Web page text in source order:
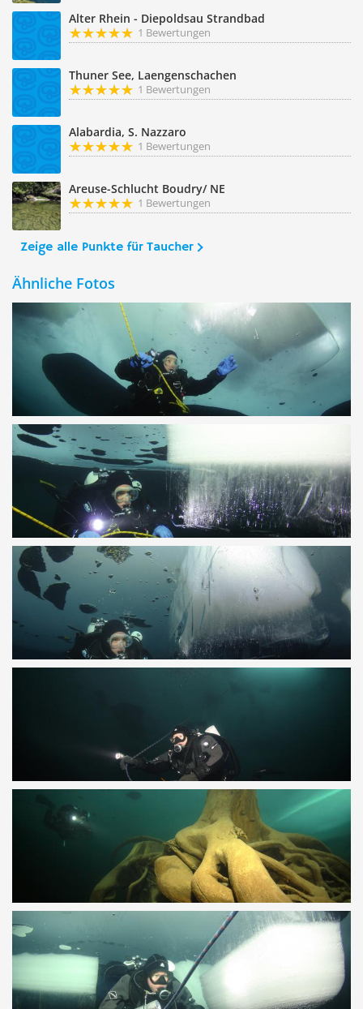
Alter Rhein - Diepoldsau Strandbad
1 Bewertungen
Thuner See, Laengenschachen
1 Bewertungen
Alabardia, S. Nazzaro
1 Bewertungen
Areuse-Schlucht Boudry/ NE
1 Bewertungen
Zeige alle Punkte für Taucher
Ähnliche Fotos